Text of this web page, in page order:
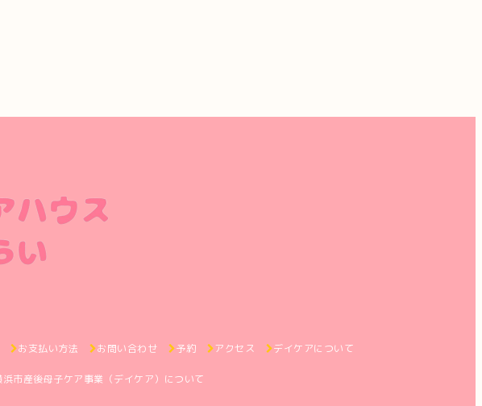
お支払い方法 お問い合わせ 予約 アクセス デイケアについて
浜市産後母子ケア事業（デイケア）について